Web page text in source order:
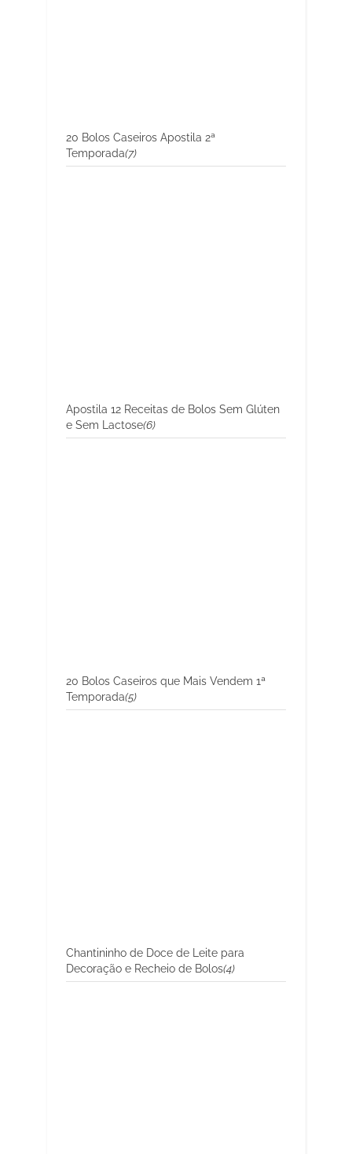
20 Bolos Caseiros Apostila 2ª
Temporada(7)
Apostila 12 Receitas de Bolos Sem Glúten
e Sem Lactose(6)
20 Bolos Caseiros que Mais Vendem 1ª
Temporada(5)
Chantininho de Doce de Leite para
Decoração e Recheio de Bolos(4)